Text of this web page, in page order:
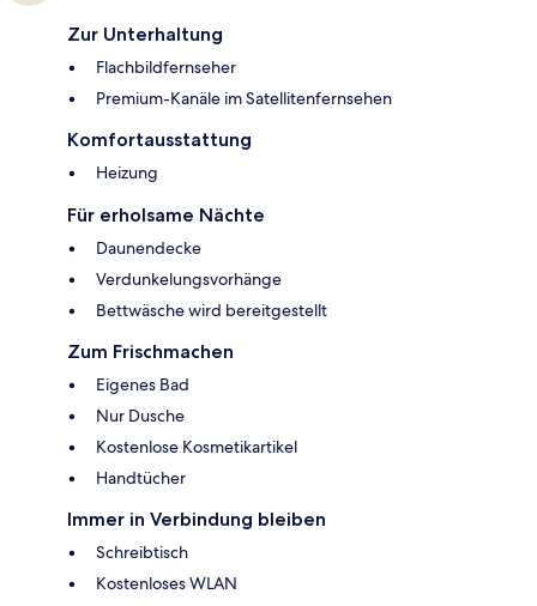
Zur Unterhaltung
Flachbildfernseher
Premium-Kanäle im Satellitenfernsehen
Komfortausstattung
Heizung
Für erholsame Nächte
Daunendecke
Verdunkelungsvorhänge
Bettwäsche wird bereitgestellt
Zum Frischmachen
Eigenes Bad
Nur Dusche
Kostenlose Kosmetikartikel
Handtücher
Immer in Verbindung bleiben
Schreibtisch
Kostenloses WLAN